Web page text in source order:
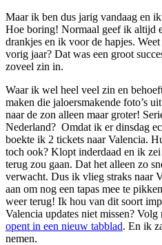
Maar ik ben dus jarig vandaag en
Hoe boring! Normaal geef ik altijd
drankjes en ik voor de hapjes.
vorig jaar? Dat was een groot
zoveel zin in.
Waar ik wel heel veel zin en
maken die jaloersmakende foto’s
naar de zon alleen maar groter!
Nederland? Omdat ik er dinsdag
boekte ik 2 tickets naar Valencia.
toch ook? Klopt inderdaad en ik
terug zou gaan. Dat het alleen zo
verwacht. Dus ik vlieg straks naar
aan om nog een tapas mee te
weer terug! Ik hou van dit soort
Valencia updates niet missen?
opent in een nieuw tabblad. En ik
nemen.